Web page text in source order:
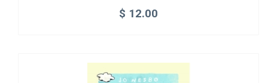
$ 12.00